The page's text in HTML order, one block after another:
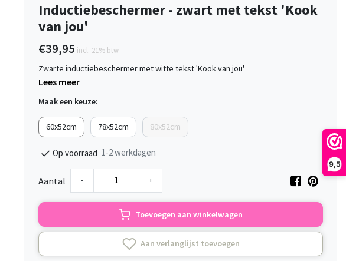
9,5
Inductiebeschermer - zwart met tekst 'Kook
van jou'
€39,95 incl. 21% btw
Zwarte inductiebeschermer met witte tekst 'Kook van jou'
Lees meer
Maak een keuze:
60x52cm 78x52cm 80x52cm
Op voorraad 1-2 werkdagen
Aantal - +
Toevoegen aan winkelwagen
Aan verlanglijst toevoegen